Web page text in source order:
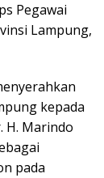
Pegawai
Lampung,
kepada
H. Marindo
pada